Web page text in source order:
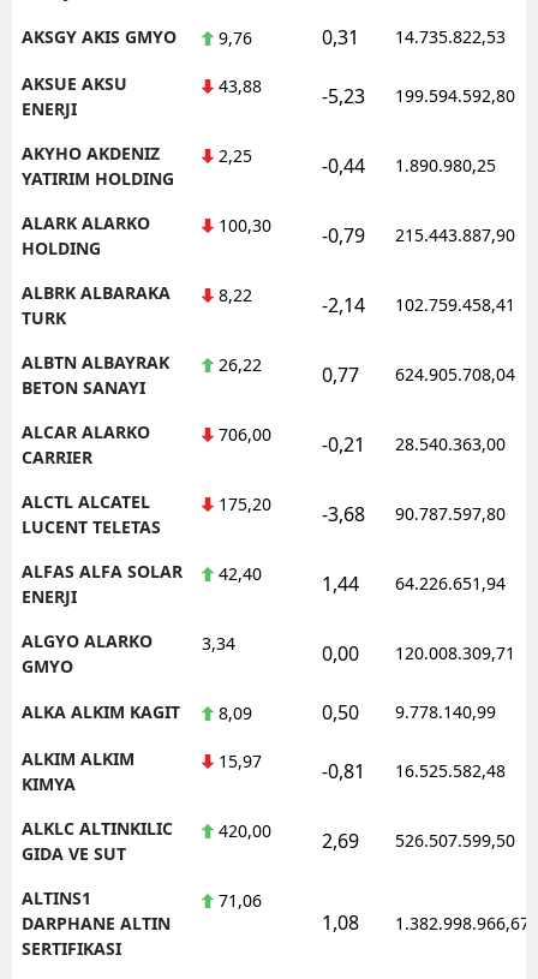
AKSGY AKIS GMYO
9,76 0,31 14.735.822,53
AKSUE AKSU
ENERJI
43,88 -5,23 199.594.592,80
AKYHO AKDENIZ
YATIRIM HOLDING
2,25 -0,44 1.890.980,25
ALARK ALARKO
HOLDING
100,30 -0,79 215.443.887,90
ALBRK ALBARAKA
TURK
8,22 -2,14 102.759.458,41
ALBTN ALBAYRAK
BETON SANAYI
26,22 0,77 624.905.708,04
ALCAR ALARKO
CARRIER
706,00 -0,21 28.540.363,00
ALCTL ALCATEL
LUCENT TELETAS
175,20 -3,68 90.787.597,80
ALFAS ALFA SOLAR
ENERJI
42,40 1,44 64.226.651,94
ALGYO ALARKO
GMYO
3,34 0,00 120.008.309,71
ALKA ALKIM KAGIT 8,09 0,50 9.778.140,99
ALKIM ALKIM
KIMYA
15,97 -0,81 16.525.582,48
ALKLC ALTINKILIC
GIDA VE SUT
420,00 2,69 526.507.599,50
ALTINS1
DARPHANE ALTIN
SERTIFIKASI
71,06
1,08 1.382.998.966,67